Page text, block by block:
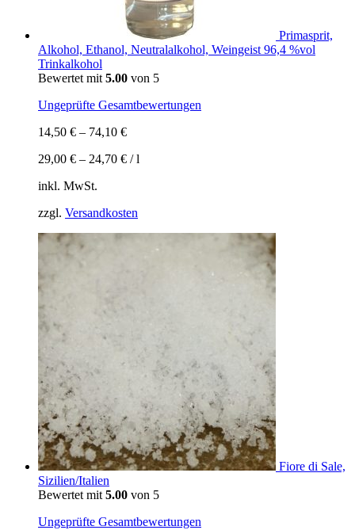
Primasprit,
Alkohol, Ethanol, Neutralalkohol, Weingeist 96,4 %vol
Trinkalkohol
Bewertet mit 5.00 von 5
Ungeprüfte Gesamtbewertungen
14,50 € – 74,10 €
29,00 € – 24,70 € /l
inkl. MwSt.
zzgl. Versandkosten
Fiore di Sale,
Sizilien/Italien
Bewertet mit 5.00 von 5
Ungeprüfte Gesamtbewertungen